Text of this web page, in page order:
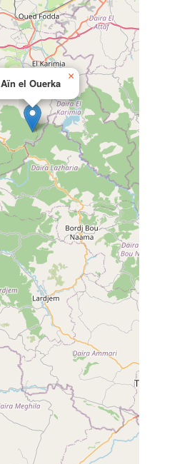
Aïn el Ouerka
×